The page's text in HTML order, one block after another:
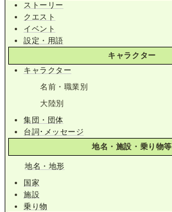
ストーリー
クエスト
イベント
設定・用語
キャラクター
キャラクター
名前・職業別
大陸別
集団・団体
台詞･メッセージ
地名・施設・乗り物等
地名・地形
国家
施設
乗り物